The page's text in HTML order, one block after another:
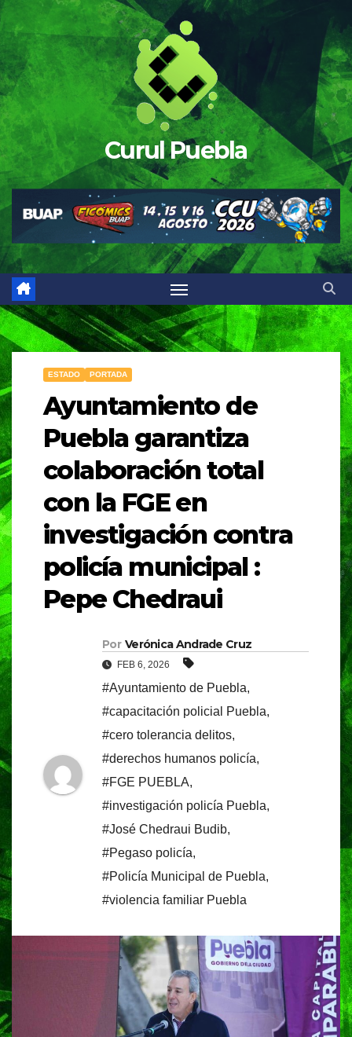
Saltar
al
contenido
Curul Puebla
ESTADO PORTADA
Ayuntamiento de
Puebla garantiza
colaboración total
con la FGE en
investigación contra
policía municipal :
Pepe Chedraui
Por Verónica Andrade Cruz
FEB 6, 2026
#Ayuntamiento de Puebla,
#capacitación policial Puebla,
#cero tolerancia delitos,
#derechos humanos policía,
#FGE PUEBLA,
#investigación policía Puebla,
#José Chedraui Budib,
#Pegaso policía,
#Policía Municipal de Puebla,
#violencia familiar Puebla